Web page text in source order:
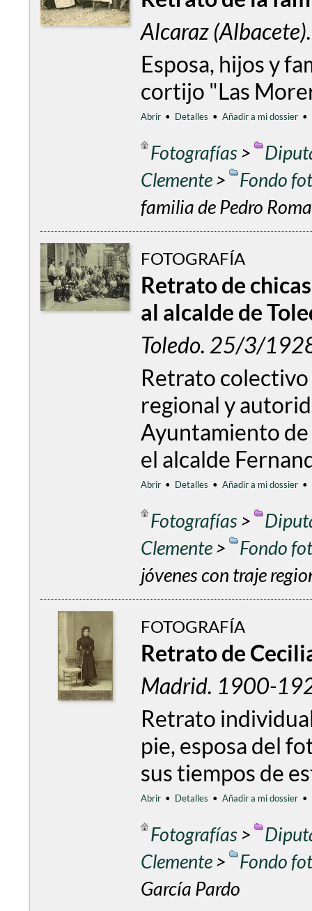
Alcaraz
Esposa, hijos y
cortijo "Las
Abrir • Detalles • Añadir a mi dossier •
Fotografías>
Clemente>
Fondo
familia de Pedro
FOTOGRAFÍA
Retrato de
al alcalde de
Toledo. 25/3/
Retrato
regional y
Ayuntamiento
el alcalde
Abrir • Detalles • Añadir a mi dossier •
Fotografías>
Clemente>
Fondo
jóvenes con traje
FOTOGRAFÍA
Retrato de
Madrid. 1900-
Retrato
pie, esposa del
sus tiempos de
Abrir • Detalles • Añadir a mi dossier •
Fotografías>
Clemente>
Fondo
García Pardo